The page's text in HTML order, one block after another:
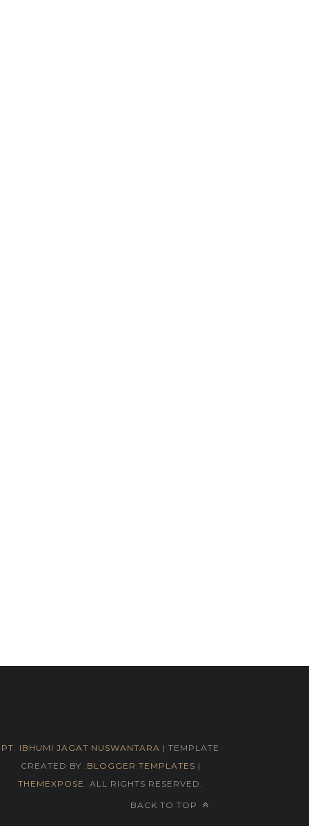
PT. IBHUMI JAGAT NUSWANTARA | TEMPLATE
CREATED BY : BLOGGER TEMPLATES |
THEMEXPOSE . ALL RIGHTS RESERVED.
BACK TO TOP